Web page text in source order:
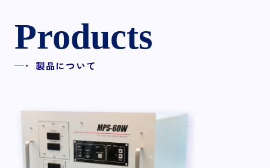
Products
製品について